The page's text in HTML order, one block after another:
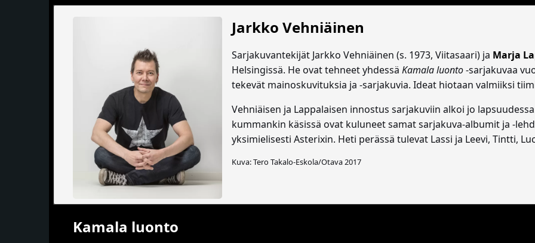
Jarkko Vehniäinen
Sarjakuvantekijät Jarkko Vehniäinen (s. 1973, Viitasaari) ja Marja
Helsingissä. He ovat tehneet yhdessä Kamala luonto-sarjakuvaa
tekevät mainoskuvituksia ja -sarjakuvia. Ideat hiotaan valmiiksi
Vehniäisen ja Lappalaisen innostus sarjakuviin alkoi jo
kummankin käsissä ovat kuluneet samat sarjakuva-albumit ja -
yksimielisesti Asterixin. Heti perässä tulevat Lassi ja Leevi, Tintti,
Kuva: Tero Takalo-Eskola/Otava 2017
Kamala luonto